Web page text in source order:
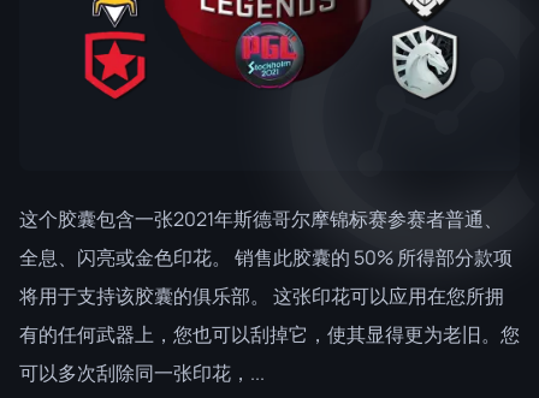
这个胶囊包含一张2021年斯德哥尔摩锦标赛参赛者普通、
全息、闪亮或金色印花。 销售此胶囊的 50% 所得部分款项
将用于支持该胶囊的俱乐部。 这张印花可以应用在您所拥
有的任何武器上，您也可以刮掉它，使其显得更为老旧。您
可以多次刮除同一张印花，...